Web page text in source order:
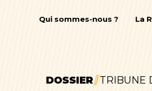
Qui sommes-nous ? La
DOSSIER TRIBUNE